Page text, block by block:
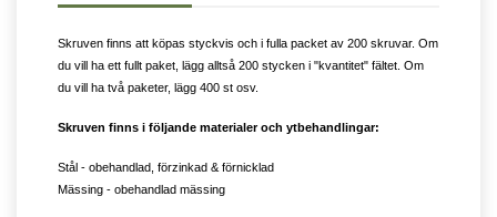
Skruven finns att köpas styckvis och i fulla packet av 200 skruvar. Om
du vill ha ett fullt paket, lägg alltså 200 stycken i "kvantitet" fältet. Om
du vill ha två paketer, lägg 400 st osv.
Skruven finns i följande materialer och ytbehandlingar:
Stål - obehandlad, förzinkad & förnicklad
Mässing - obehandlad mässing